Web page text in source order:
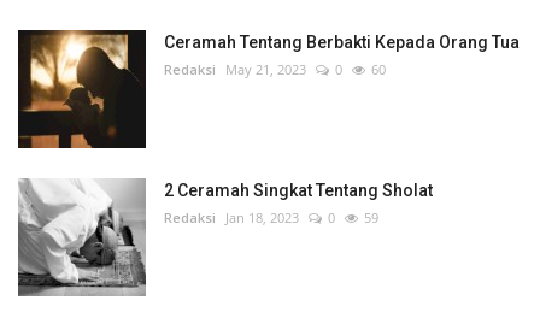
Ceramah Tentang Berbakti Kepada Orang Tua
Redaksi May 21, 2023 0 60
2 Ceramah Singkat Tentang Sholat
Redaksi Jan 18, 2023 0 59